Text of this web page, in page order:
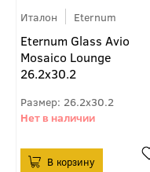
Италон Eternum
Eternum Glass Avio
Mosaico Lounge
26.2x30.2
26.2x30.2